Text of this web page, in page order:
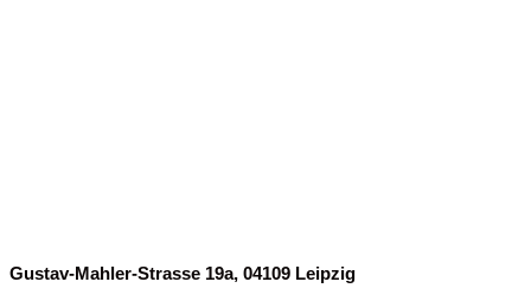
Gustav-Mahler-Strasse 19a, 04109 Leipzig